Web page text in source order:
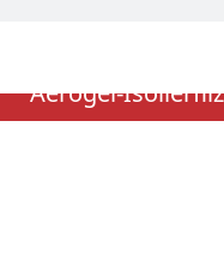
Aerogel-Isolierfilz